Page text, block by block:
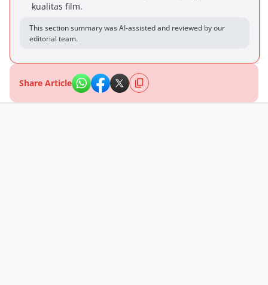
kualitas film.
This section summary was AI-assisted and reviewed by our
editorial team.
Share Article